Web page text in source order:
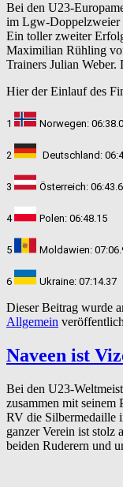
Bei den U23-
im Lgw-Doppelzweier
Ein toller zweiter
Maximilian Rühling
Trainers Julian Weber.
Hier der Einlauf des
1 Norwegen:
2 Deutschland:
3 Österreich:
4 Polen: 06:48.15
5 Moldawien:
6 Ukraine: 07:14.37
Dieser Beitrag wurde
Allgemein
Naveen ist
Bei den U23-
zusammen mit seinem
RV die Silbermedaille
ganzer Verein ist stolz
beiden Ruderern und